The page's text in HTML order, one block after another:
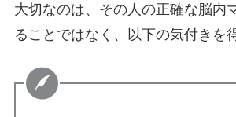
大切なのは、その人の正確な脳内
ることではなく、以下の気付きを